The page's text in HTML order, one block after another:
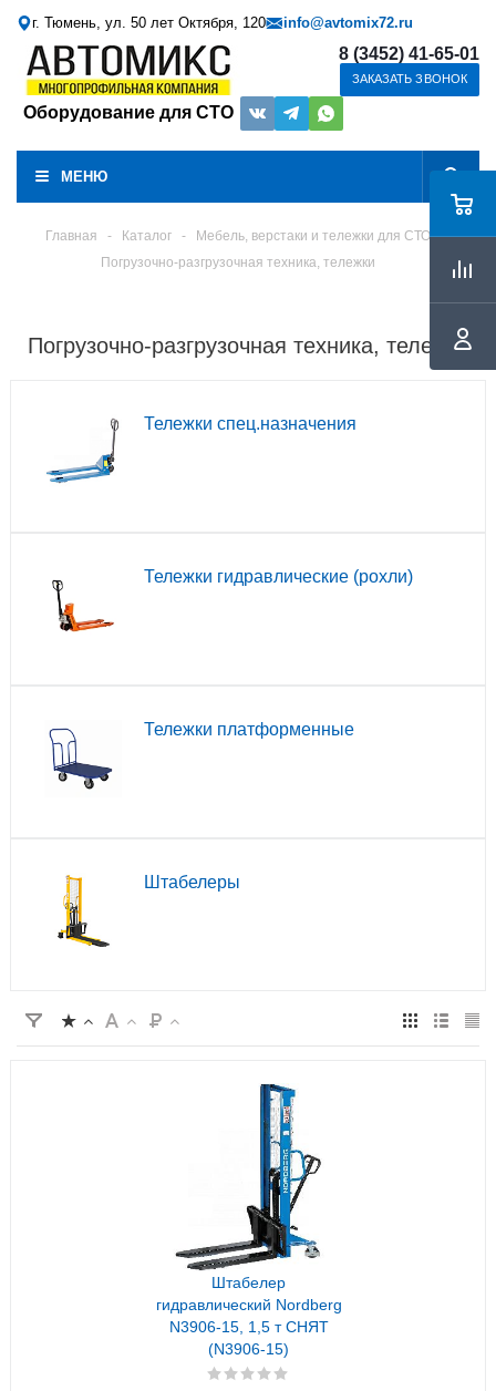
г. Тюмень, ул. 50 лет Октября, 120 info@avtomix72.ru
Оборудование для СТО
8 (3452) 41-65-01
ЗАКАЗАТЬ ЗВОНОК
МЕНЮ
Главная - Каталог -
Мебель, верстаки и тележки для СТО
Погрузочно-разгрузочная техника, тележки
Погрузочно-разгрузочная техника, тележки
Тележки спец.назначения
Тележки гидравлические (рохли)
Тележки платформенные
Штабелеры
Штабелер
гидравлический Nordberg
N3906-15, 1,5 т СНЯТ
(N3906-15)